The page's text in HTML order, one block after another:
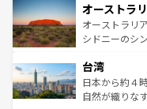
部のニューオ
文化が魅力。
しみながら、
ならではの贅沢な旅の
情報はコンテ
ワイ島は見逃
島だが、静か
おすすめ。エ
れるおもてな
人々、おいし
ク、伝統的な
オーストラ
オーストラリ
シドニーのシ
リアリーフや
ク）、タスマ
ど、見どころ
台湾
日本から約４
自然が織りな